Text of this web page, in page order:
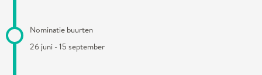
Nominatie buurten
26 juni - 15 september